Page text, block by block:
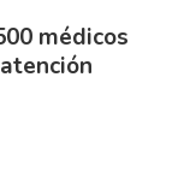
médicos